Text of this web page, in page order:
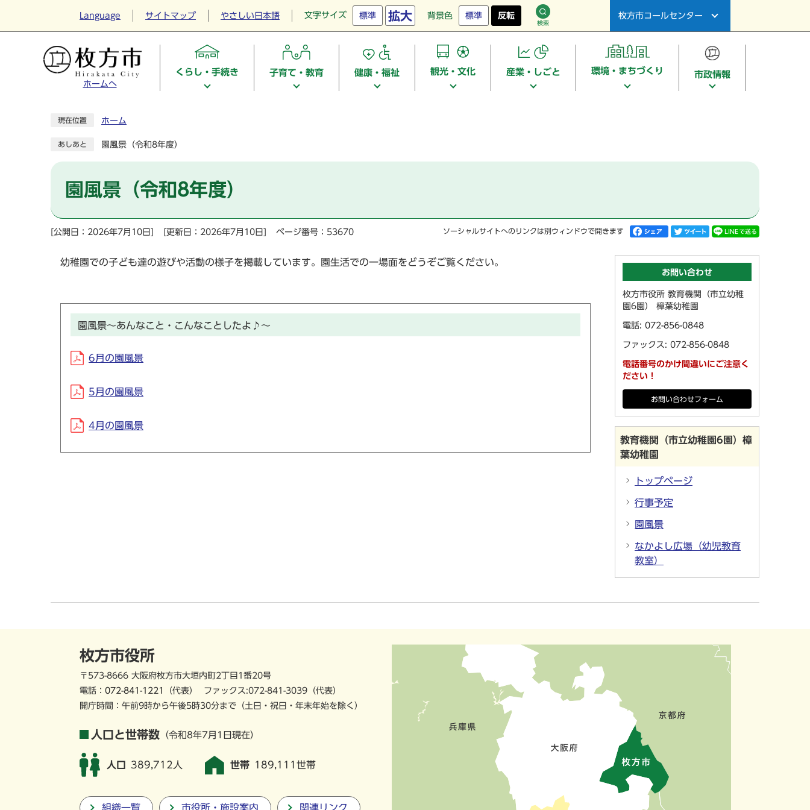
Language サイトマップ やさしい日本語 文字サイズ 標準 拡大 背景色 標準 反転
検索
枚方市コールセンター
ホームへ
くらし・手続き 子育て・教育 健康・福祉 観光・文化 産業・しごと 環境・まちづくり 市政情報
現在位置 ホーム
あしあと 園風景（令和8年度）
園風景（令和8年度）
[公開日：2026年7月10日] [更新日：2026年7月10日] ページ番号：53670 ソーシャルサイトへのリンクは別ウィンドウで開きます
幼稚園での子ども達の遊びや活動の様子を掲載しています。園生活での一場面をどうぞご覧ください。
園風景～あんなこと・こんなことしたよ♪～
6月の園風景
5月の園風景
4月の園風景
お問い合わせ
枚方市役所 教育機関（市立幼稚
園6園） 樟葉幼稚園
電話: 072-856-0848
ファックス: 072-856-0848
電話番号のかけ間違いにご注意く
ださい！
お問い合わせフォーム
教育機関（市立幼稚園6園）樟
葉幼稚園
トップページ
行事予定
園風景
なかよし広場（幼児教育
教室）
枚方市役所
〒573-8666 大阪府枚方市大垣内町2丁目1番20号
電話： 072-841-1221 （代表） ファックス:072-841-3039（代表）
開庁時間：午前9時から午後5時30分まで （土日・祝日・年末年始を除く）
人口と世帯数 （令和8年7月1日現在）
人口 389,712人 世帯 189,111世帯
組織一覧 市役所・施設案内 関連リンク